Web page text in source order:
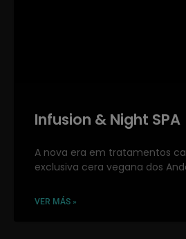
Infusion & Night SPA
A nova era em tratamentos
exclusiva cera vegana dos
VER MÁS »